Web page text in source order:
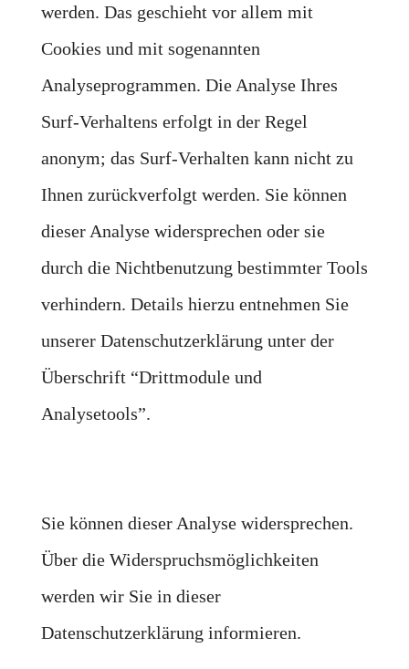
werden. Das geschieht vor allem mit
Cookies und mit sogenannten
Analyseprogrammen. Die Analyse Ihres
Surf-Verhaltens erfolgt in der Regel
anonym; das Surf-Verhalten kann nicht zu
Ihnen zurückverfolgt werden. Sie können
dieser Analyse widersprechen oder sie
durch die Nichtbenutzung bestimmter Tools
verhindern. Details hierzu entnehmen Sie
unserer Datenschutzerklärung unter der
Überschrift “Drittmodule und
Analysetools”.
Sie können dieser Analyse widersprechen.
Über die Widerspruchsmöglichkeiten
werden wir Sie in dieser
Datenschutzerklärung informieren.